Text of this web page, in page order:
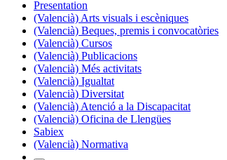
Presentation
(Valencià) Arts visuals i escèniques
(Valencià) Beques, premis i convocatòries
(Valencià) Cursos
(Valencià) Publicacions
(Valencià) Més activitats
(Valencià) Igualtat
(Valencià) Diversitat
(Valencià) Atenció a la Discapacitat
(Valencià) Oficina de Llengües
Sabiex
(Valencià) Normativa